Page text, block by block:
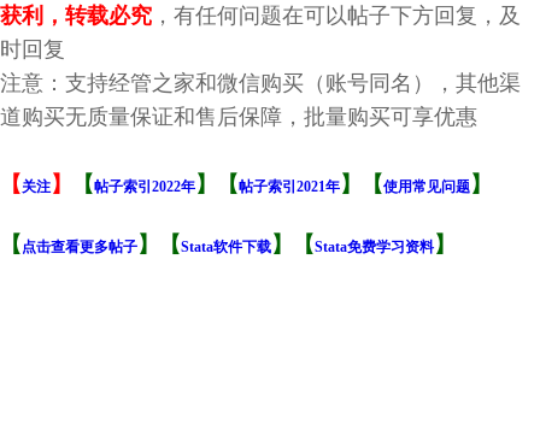
获利，转载必究 ，有任何问题在可以帖子下方回复，及
时回复
注意：支持经管之家和微信购买（账号同名），其他渠
道购买无质量保证和售后保障，批量购买可享优惠
【 关注 】 【帖子索引2022年 】【帖子索引2021年 】【使用常见问题 】
【 点击查看更多帖子 】【Stata软件下载 】【Stata免费学习资料 】